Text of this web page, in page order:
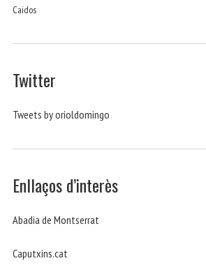
Caidos
Twitter
Tweets by orioldomingo
Enllaços d’interès
Abadia de Montserrat
Caputxins.cat